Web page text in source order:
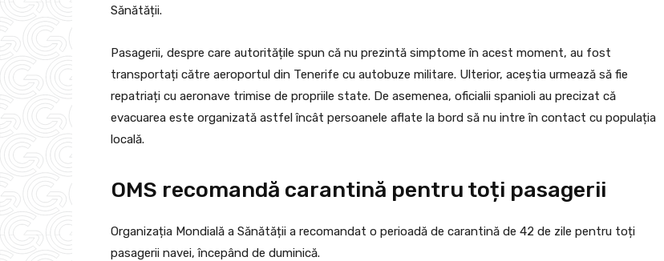
Sănătății.
Pasagerii, despre care autoritățile spun că nu prezintă simptome în acest moment, au fost
transportați către aeroportul din Tenerife cu autobuze militare. Ulterior, aceștia urmează să fie
repatriați cu aeronave trimise de propriile state. De asemenea, oficialii spanioli au precizat că
evacuarea este organizată astfel încât persoanele aflate la bord să nu intre în contact cu populația
locală.
OMS recomandă carantină pentru toți pasagerii
Organizația Mondială a Sănătății a recomandat o perioadă de carantină de 42 de zile pentru toți
pasagerii navei, începând de duminică.